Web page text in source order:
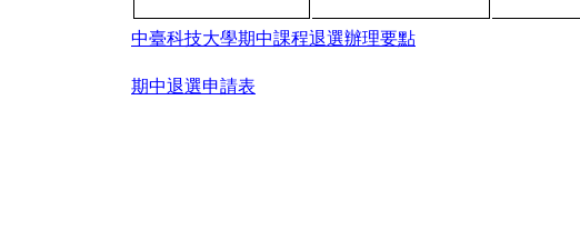
中臺科技大學期中課程退選辦理要點
期中退選申請表